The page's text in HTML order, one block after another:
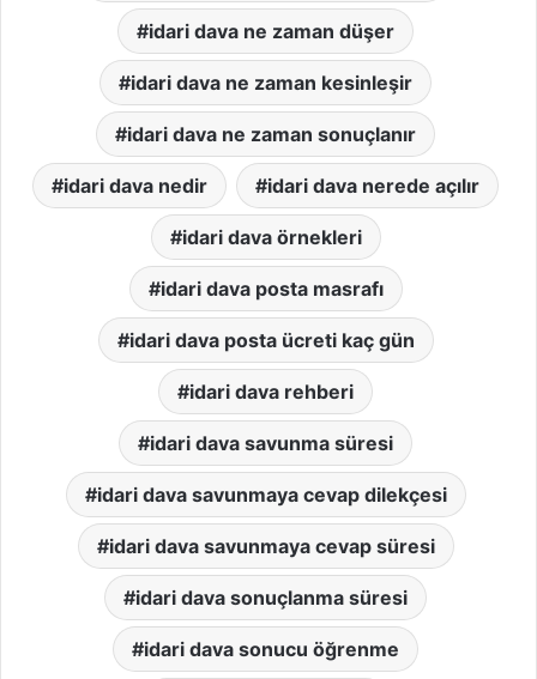
idari dava ne zaman düşer
idari dava ne zaman kesinleşir
idari dava ne zaman sonuçlanır
idari dava nedir idari dava nerede açılır
idari dava örnekleri
idari dava posta masrafı
idari dava posta ücreti kaç gün
idari dava rehberi
idari dava savunma süresi
idari dava savunmaya cevap dilekçesi
idari dava savunmaya cevap süresi
idari dava sonuçlanma süresi
idari dava sonucu öğrenme